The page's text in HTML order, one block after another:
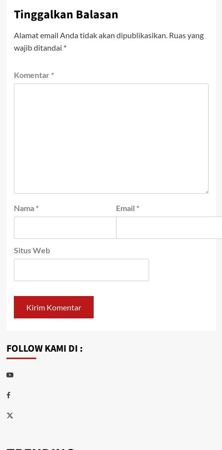
Tinggalkan Balasan
Alamat email Anda tidak akan dipublikasikan. Ruas yang
wajib ditandai *
Komentar *
Nama * Email *
Situs Web
FOLLOW KAMI DI :
Youtube
Facebook
Twitter